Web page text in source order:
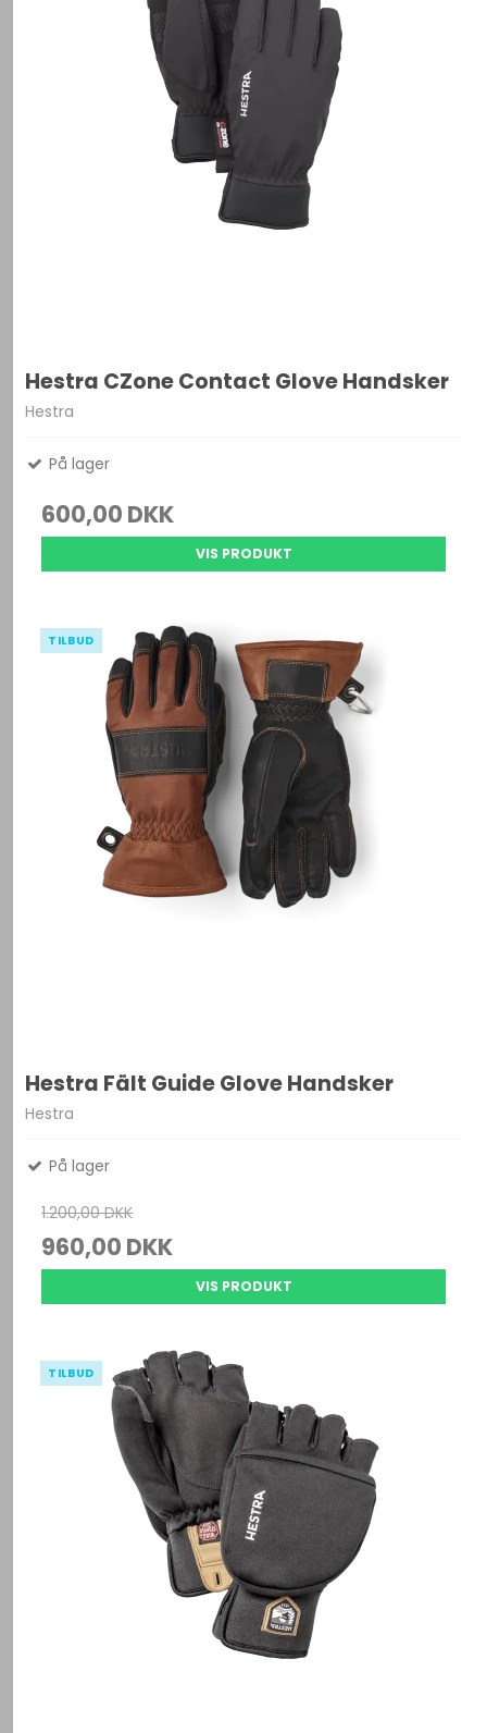
Hestra CZone Contact Glove Handsker
Hestra
På lager
600,00 DKK
VIS PRODUKT
TILBUD
Hestra Fält Guide Glove Handsker
Hestra
På lager
1.200,00 DKK
960,00 DKK
VIS PRODUKT
TILBUD